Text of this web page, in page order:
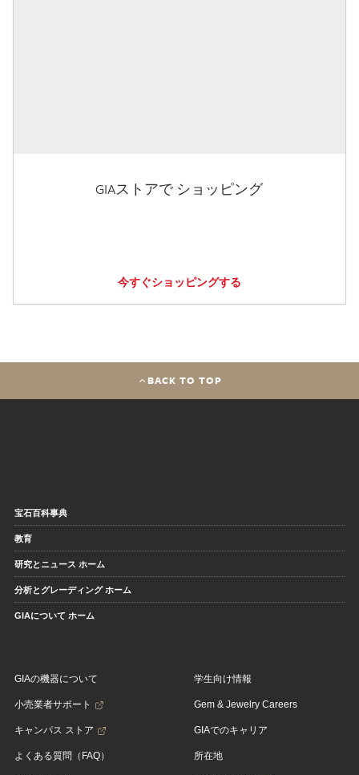
GIAストアで ショッピング
今すぐショッピングする
BACK TO TOP
宝石百科事典
教育
研究とニュース ホーム
分析とグレーディング ホーム
GIAについて ホーム
GIAの機器について
小売業者サポート
キャンパス ストア
よくある質問（FAQ）
学生向け情報
Gem & Jewelry Careers
GIAでのキャリア
所在地